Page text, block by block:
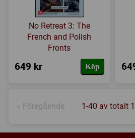
No Retreat 3: The
French and Polish
Fronts
649 kr Köp
« Föregående 1-40 av totalt